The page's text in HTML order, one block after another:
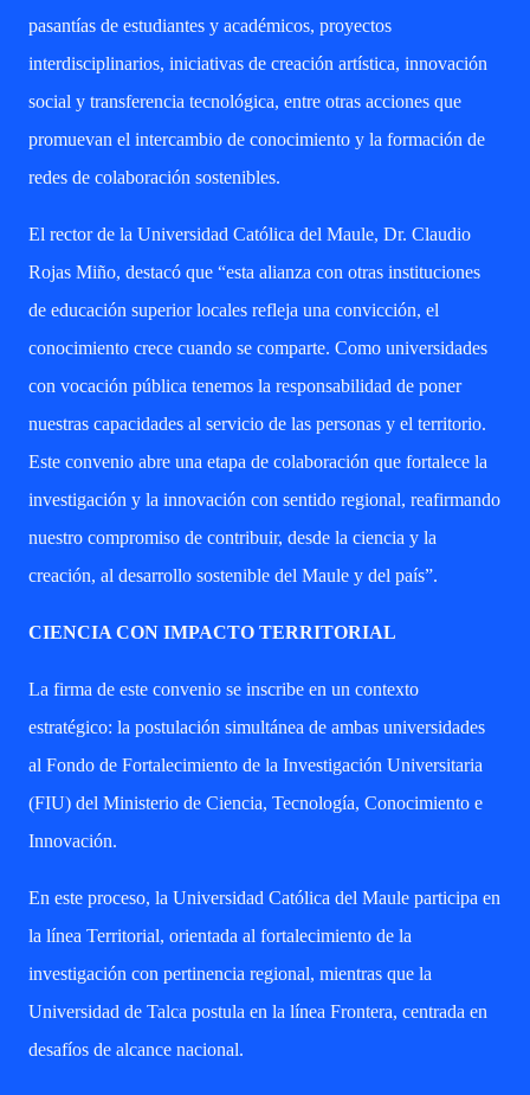
pasantías de estudiantes y académicos, proyectos
interdisciplinarios, iniciativas de creación artística, innovación
social y transferencia tecnológica, entre otras acciones que
promuevan el intercambio de conocimiento y la formación de
redes de colaboración sostenibles.
El rector de la Universidad Católica del Maule, Dr. Claudio
Rojas Miño, destacó que “esta alianza con otras instituciones
de educación superior locales refleja una convicción, el
conocimiento crece cuando se comparte. Como universidades
con vocación pública tenemos la responsabilidad de poner
nuestras capacidades al servicio de las personas y el territorio.
Este convenio abre una etapa de colaboración que fortalece la
investigación y la innovación con sentido regional, reafirmando
nuestro compromiso de contribuir, desde la ciencia y la
creación, al desarrollo sostenible del Maule y del país”.
CIENCIA CON IMPACTO TERRITORIAL
La firma de este convenio se inscribe en un contexto
estratégico: la postulación simultánea de ambas universidades
al Fondo de Fortalecimiento de la Investigación Universitaria
(FIU) del Ministerio de Ciencia, Tecnología, Conocimiento e
Innovación.
En este proceso, la Universidad Católica del Maule participa en
la línea Territorial, orientada al fortalecimiento de la
investigación con pertinencia regional, mientras que la
Universidad de Talca postula en la línea Frontera, centrada en
desafíos de alcance nacional.